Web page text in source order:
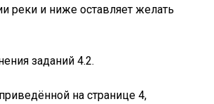
реки и ниже оставляет желать
заданий 4.2.
на странице 4,